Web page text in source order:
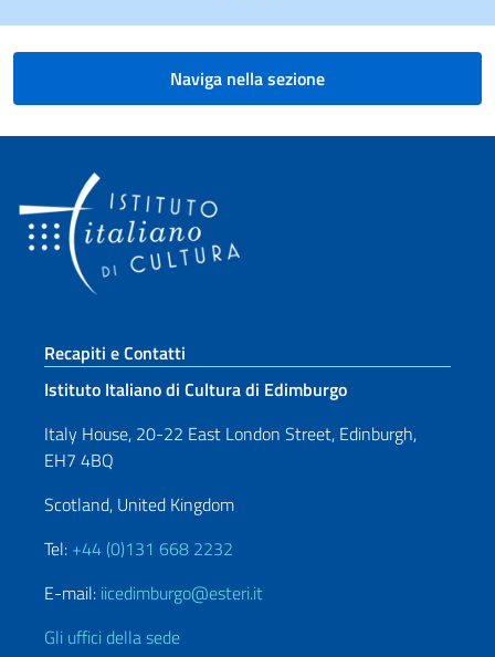
Naviga nella sezione
Sezione footer
Recapiti e Contatti
Istituto Italiano di Cultura di Edimburgo
Italy House, 20-22 East London Street, Edinburgh,
EH7 4BQ
Scotland, United Kingdom
Tel: +44 (0)131 668 2232
E-mail: iicedimburgo@esteri.it
Gli uffici della sede